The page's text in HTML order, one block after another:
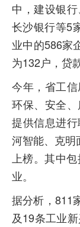
中，建设银
长沙银行等5
业中的586家
为132户，贷
今年，省工
环保、安全
提供信息进
河智能、克明
上榜。其中
业。
据分析，811
及19条工业